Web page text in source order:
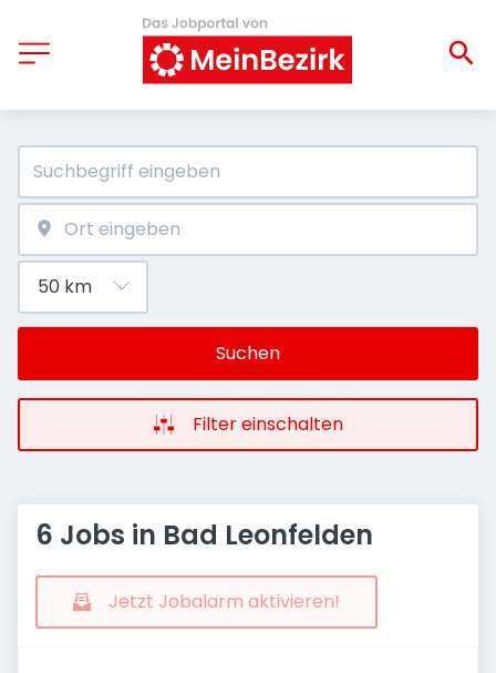
Suchen
Filter einschalten
6 Jobs in Bad Leonfelden
Jetzt Jobalarm aktivieren!